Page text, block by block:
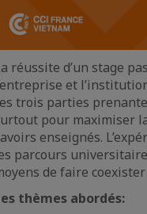
réussite d’un stage
et
trois parties
pour maximiser
enseignés.
parcours
de faire
thèmes abordés: